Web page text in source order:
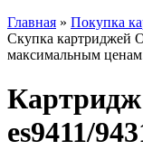
Главная » Покупка
Скупка картриджей
максимальным
Картридж
es9411/